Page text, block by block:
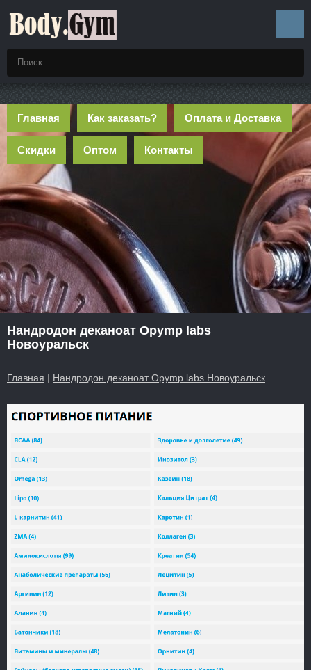
Главная Как заказать? Оплата и Доставка
Скидки Оптом Контакты
Нандродон деканоат Opymp labs
Новоуральск
Главная | Нандродон деканоат Opymp labs Новоуральск